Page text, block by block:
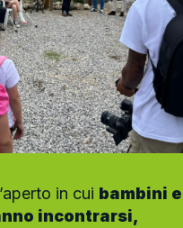
in cui bambini e
incontrarsi,